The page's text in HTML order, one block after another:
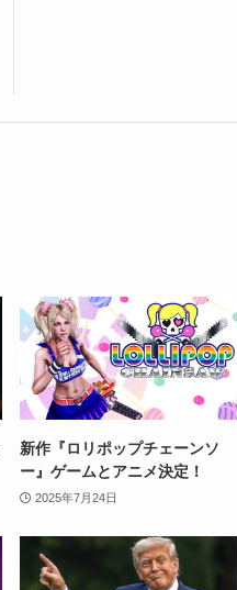
新作『ロリポップチェーンソ
ー』ゲームとアニメ決定！
2025年7月24日